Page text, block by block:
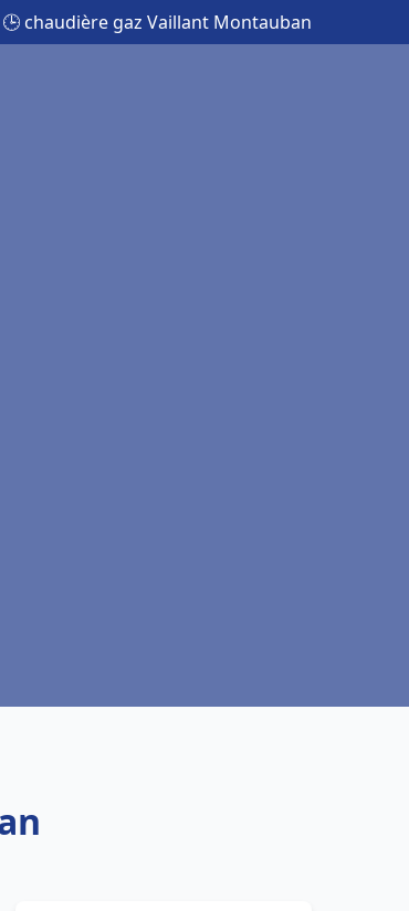
🕒 chaudière gaz Vaillant Montauban